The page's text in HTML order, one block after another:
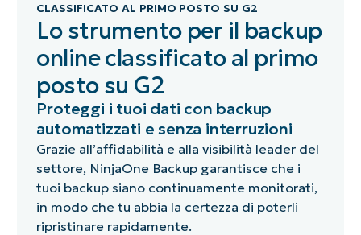
CLASSIFICATO AL PRIMO POSTO SU G2
Lo strumento per il backup
online classificato al primo
posto su G2
Proteggi i tuoi dati con backup
automatizzati e senza interruzioni
Grazie all’affidabilità e alla visibilità leader del
settore, NinjaOne Backup garantisce che i
tuoi backup siano continuamente monitorati,
in modo che tu abbia la certezza di poterli
ripristinare rapidamente.